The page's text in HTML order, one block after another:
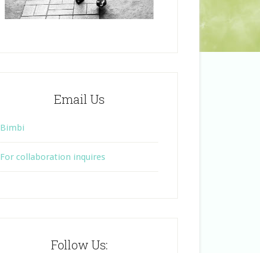
Email Us
Bimbi
For collaboration inquires
Follow Us: